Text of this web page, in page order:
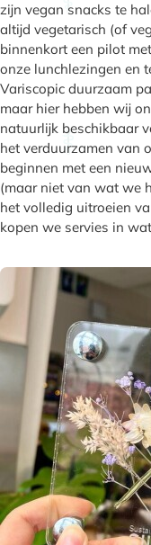
zijn vegan snacks te
altijd vegetarisch (of
binnenkort een pilot
onze lunchlezingen en
Variscopic duurzaam
maar hier hebben wij
natuurlijk beschikbaar
het verduurzamen van
beginnen met een
(maar niet van wat we
het volledig uitroeien
kopen we servies in